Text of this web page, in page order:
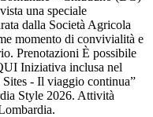
una speciale
dalla Società Agricola
momento di convivialità e
Prenotazioni È possibile
Iniziativa inclusa nel
- Il viaggio continua”
Style 2026. Attività